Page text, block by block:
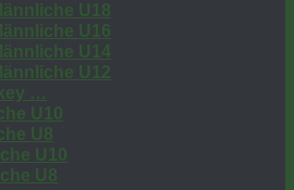
U18
U16
U14
U12
…
U10
U8
U10
U8